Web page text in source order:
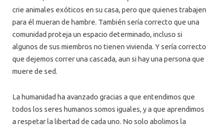
crie animales exóticos en su casa, pero que quienes trabajen
para él mueran de hambre. También sería correcto que una
comunidad proteja un espacio determinado, incluso si
algunos de sus miembros no tienen vivienda. Y sería correcto
que dejemos correr una cascada, aun si hay una persona que
muere de sed.
La humanidad ha avanzado gracias a que entendimos que
todos los seres humanos somos iguales, y a que aprendimos
a respetar la libertad de cada uno. No solo abolimos la